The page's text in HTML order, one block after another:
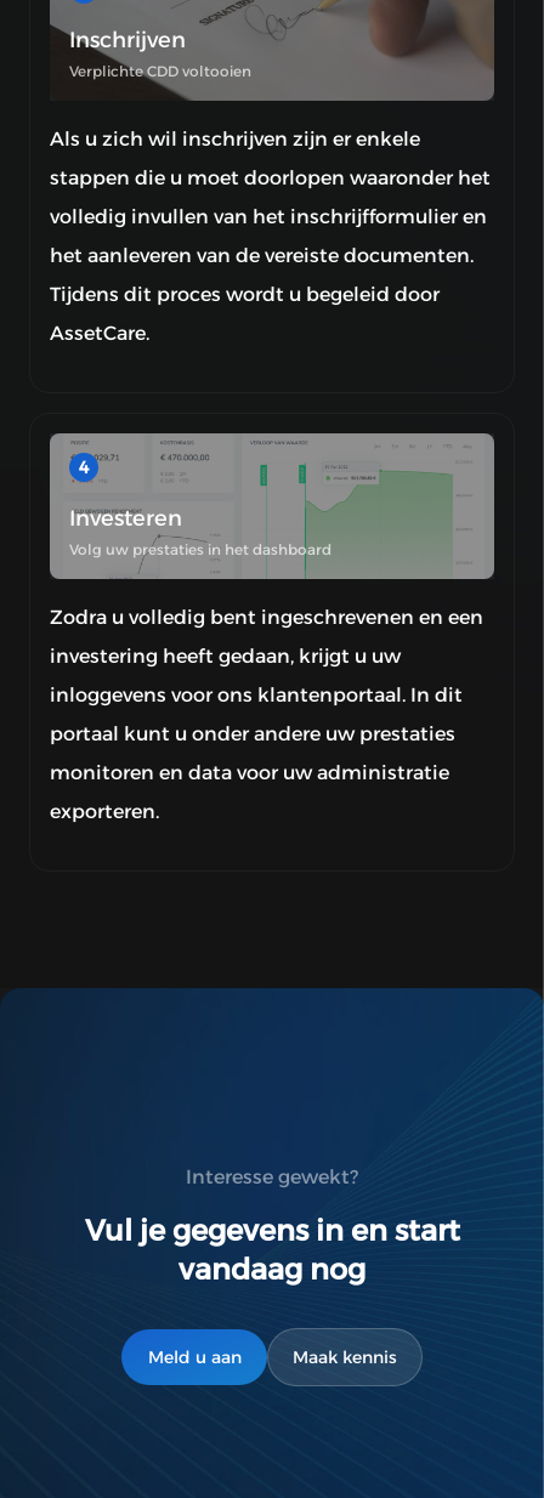
Inschrijven
Verplichte CDD voltooien
Als u zich wil inschrijven zijn er enkele
stappen die u moet doorlopen waaronder het
volledig invullen van het inschrijfformulier en
het aanleveren van de vereiste documenten.
Tijdens dit proces wordt u begeleid door
AssetCare.
4
Investeren
Volg uw prestaties in het dashboard
Zodra u volledig bent ingeschrevenen en een
investering heeft gedaan, krijgt u uw
inloggevens voor ons klantenportaal. In dit
portaal kunt u onder andere uw prestaties
monitoren en data voor uw administratie
exporteren.
Interesse gewekt?
Vul je gegevens in en start
vandaag nog
Meld u aan Maak kennis